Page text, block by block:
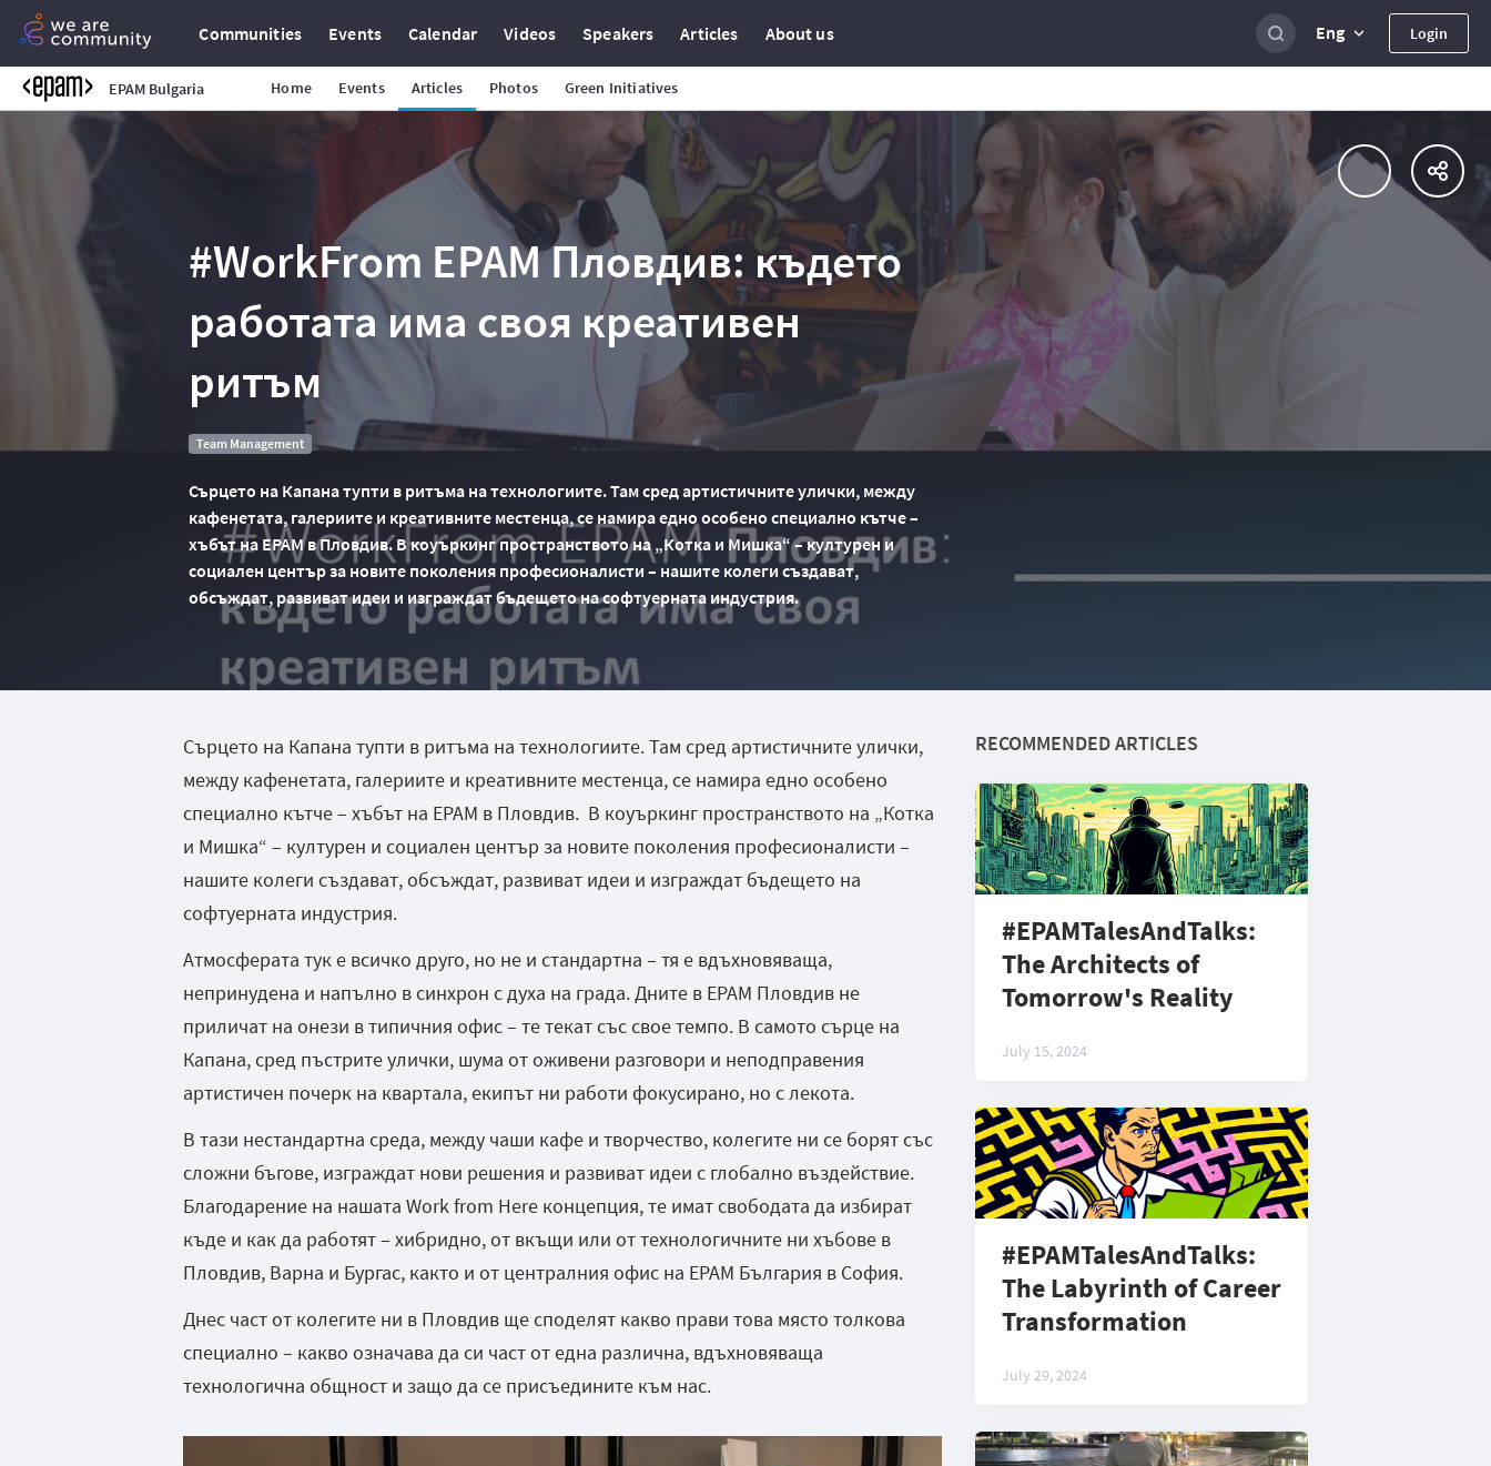
Communities Events Calendar Videos Speakers Articles About us Eng Login
EPAM Bulgaria Home Events Articles Photos Green Initiatives
#WorkFrom EPAM Пловдив: където
работата има своя креативен
ритъм
Team Management
Сърцето на Капана тупти в ритъма на технологиите. Там сред артистичните улички, между
кафенетата, галериите и креативните местенца, се намира едно особено специално кътче –
хъбът на EPAM в Пловдив. В коуъркинг пространството на „Котка и Мишка“ – културен и
социален център за новите поколения професионалисти – нашите колеги създават,
обсъждат, развиват идеи и изграждат бъдещето на софтуерната индустрия.
Сърцето на Капана тупти в ритъма на технологиите. Там сред артистичните улички,
между кафенетата, галериите и креативните местенца, се намира едно особено
специално кътче – хъбът на EPAM в Пловдив. В коуъркинг пространството на „Котка
и Мишка“ – културен и социален център за новите поколения професионалисти –
нашите колеги създават, обсъждат, развиват идеи и изграждат бъдещето на
софтуерната индустрия.
Атмосферата тук е всичко друго, но не и стандартна – тя е вдъхновяваща,
непринудена и напълно в синхрон с духа на града. Дните в EPAM Пловдив не
приличат на онези в типичния офис – те текат със свое темпо. В самото сърце на
Капана, сред пъстрите улички, шума от оживени разговори и неподправения
артистичен почерк на квартала, екипът ни работи фокусирано, но с лекота.
В тази нестандартна среда, между чаши кафе и творчество, колегите ни се борят със
сложни бъгове, изграждат нови решения и развиват идеи с глобално въздействие.
Благодарение на нашата Work from Here концепция, те имат свободата да избират
къде и как да работят – хибридно, от вкъщи или от технологичните ни хъбове в
Пловдив, Варна и Бургас, както и от централния офис на EPAM България в София.
Днес част от колегите ни в Пловдив ще споделят какво прави това място толкова
специално – какво означава да си част от една различна, вдъхновяваща
технологична общност и защо да се присъедините към нас.
RECOMMENDED ARTICLES
#EPAMTalesAndTalks:
The Architects of
Tomorrow's Reality
July 15, 2024
#EPAMTalesAndTalks:
The Labyrinth of Career
Transformation
July 29, 2024